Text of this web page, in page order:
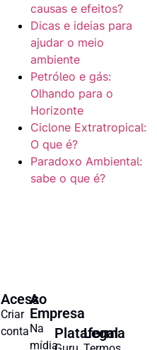
causas e efeitos?
Dicas e ideias para
ajudar o meio
ambiente
Petróleo e gás:
Olhando para o
Horizonte
Ciclone Extratropical:
O que é?
Paradoxo Ambiental:
sabe o que é?
Acesso
Criar
conta
A
Empresa
Na
mídia
Plataforma
Legal